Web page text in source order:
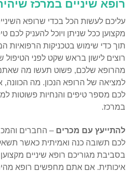
רופא שיניים במרכז
עליכם לעשות הכל בכדי שרופא
מקצוען ככל שניתן ויוכל להעניק לכם
תוך כדי שימוש בטכניקות
רוצים לישון בראש שקט לפני
מהרופא שלכם, פשוט תעשו מה שאתם
למציאה של הרופא הנכון. מה הכוונה,
לכם מספר טיפים והנחיות פשוטות
במרכז.
להתייעץ עם מכרים – החברים
לכם תשובה כנה ואמיתית כאשר
בסביבת מגוריכם רופא שיניים
איכותית. אם אתם מחפשים רופא